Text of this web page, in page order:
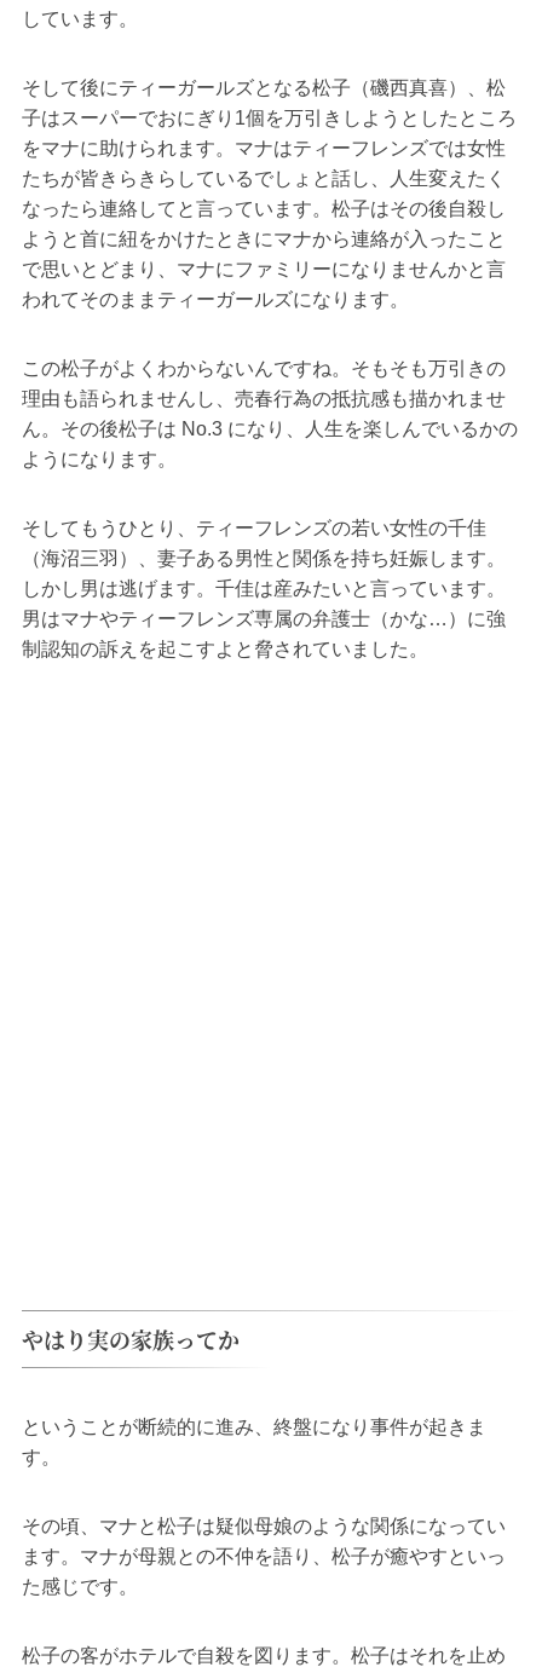
しています。
そして後にティーガールズとなる松子（磯西真喜）、松
子はスーパーでおにぎり1個を万引きしようとしたところ
をマナに助けられます。マナはティーフレンズでは女性
たちが皆きらきらしているでしょと話し、人生変えたく
なったら連絡してと言っています。松子はその後自殺し
ようと首に紐をかけたときにマナから連絡が入ったこと
で思いとどまり、マナにファミリーになりませんかと言
われてそのままティーガールズになります。
この松子がよくわからないんですね。そもそも万引きの
理由も語られませんし、売春行為の抵抗感も描かれませ
ん。その後松子は No.3 になり、人生を楽しんでいるかの
ようになります。
そしてもうひとり、ティーフレンズの若い女性の千佳
（海沼三羽）、妻子ある男性と関係を持ち妊娠します。
しかし男は逃げます。千佳は産みたいと言っています。
男はマナやティーフレンズ専属の弁護士（かな…）に強
制認知の訴えを起こすよと脅されていました。
やはり実の家族ってか
ということが断続的に進み、終盤になり事件が起きま
す。
その頃、マナと松子は疑似母娘のような関係になってい
ます。マナが母親との不仲を語り、松子が癒やすといっ
た感じです。
松子の客がホテルで自殺を図ります。松子はそれを止め